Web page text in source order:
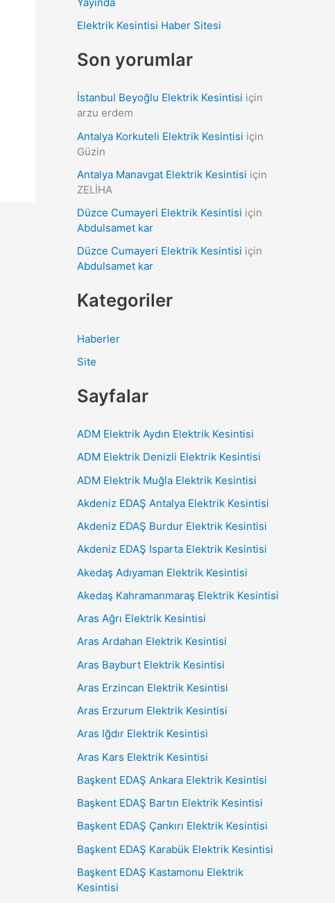
Elektrik Kesintisi Haber Sitesi
Son yorumlar
İstanbul Beyoğlu Elektrik Kesintisi için
arzu erdem
Antalya Korkuteli Elektrik Kesintisi için
Güzin
Antalya Manavgat Elektrik Kesintisi için
ZELİHA
Düzce Cumayeri Elektrik Kesintisi için
Abdulsamet kar
Düzce Cumayeri Elektrik Kesintisi için
Abdulsamet kar
Kategoriler
Haberler
Site
Sayfalar
ADM Elektrik Aydın Elektrik Kesintisi
ADM Elektrik Denizli Elektrik Kesintisi
ADM Elektrik Muğla Elektrik Kesintisi
Akdeniz EDAŞ Antalya Elektrik Kesintisi
Akdeniz EDAŞ Burdur Elektrik Kesintisi
Akdeniz EDAŞ Isparta Elektrik Kesintisi
Akedaş Adıyaman Elektrik Kesintisi
Akedaş Kahramanmaraş Elektrik Kesintisi
Aras Ağrı Elektrik Kesintisi
Aras Ardahan Elektrik Kesintisi
Aras Bayburt Elektrik Kesintisi
Aras Erzincan Elektrik Kesintisi
Aras Erzurum Elektrik Kesintisi
Aras Iğdır Elektrik Kesintisi
Aras Kars Elektrik Kesintisi
Başkent EDAŞ Ankara Elektrik Kesintisi
Başkent EDAŞ Bartın Elektrik Kesintisi
Başkent EDAŞ Çankırı Elektrik Kesintisi
Başkent EDAŞ Karabük Elektrik Kesintisi
Başkent EDAŞ Kastamonu Elektrik
Kesintisi